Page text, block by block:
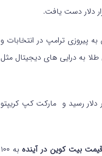
پیروزی ترامپ در انتخابات و
طلا به درایی های دیجیتال مثل
حد تاریخی خود ۷۷ هزار دلار رسید و مارکت کپ کریپتو
بیت کوین در آینده
به ۱۰۰